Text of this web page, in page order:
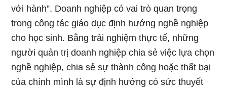
với hành”. Doanh nghiệp có vai trò quan trọng
trong công tác giáo dục định hướng nghề nghiệp
cho học sinh. Bằng trải nghiệm thực tế, những
người quản trị doanh nghiệp chia sẻ việc lựa chọn
nghề nghiệp, chia sẻ sự thành công hoặc thất bại
của chính mình là sự định hướng có sức thuyết